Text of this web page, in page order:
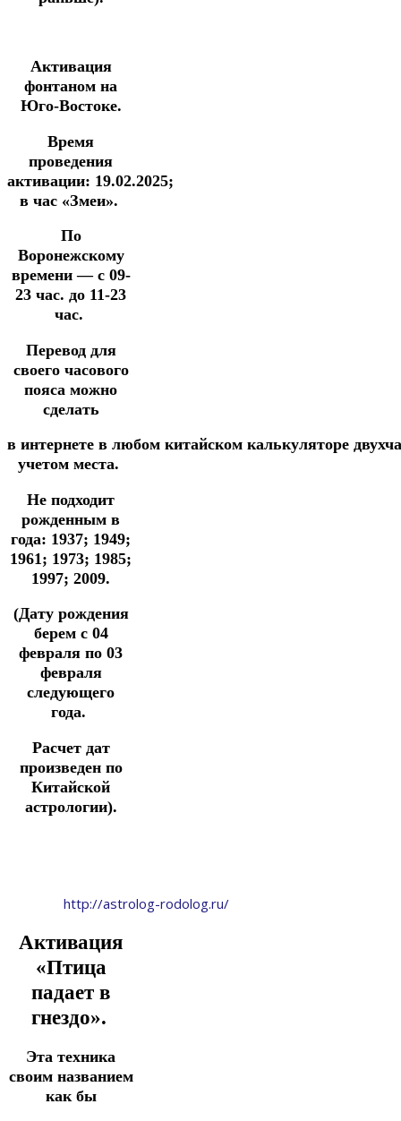
Активация
фонтаном на
Юго-Востоке.
Время
проведения
активации: 19.02.2025;
в час «Змеи».
По
Воронежскому
времени — с 09-
23 час. до 11-23
час.
Перевод для
своего часового
пояса можно
сделать
в интернете в любом китайском калькуляторе
учетом места.
Не подходит
рожденным в
года: 1937; 1949;
1961; 1973; 1985;
1997; 2009.
(Дату рождения
берем с 04
февраля по 03
февраля
следующего
года.
Расчет дат
произведен по
Китайской
астрологии).
http://astrolog-rodolog.ru/
Активация
«Птица
падает в
гнездо».
Эта техника
своим названием
как бы